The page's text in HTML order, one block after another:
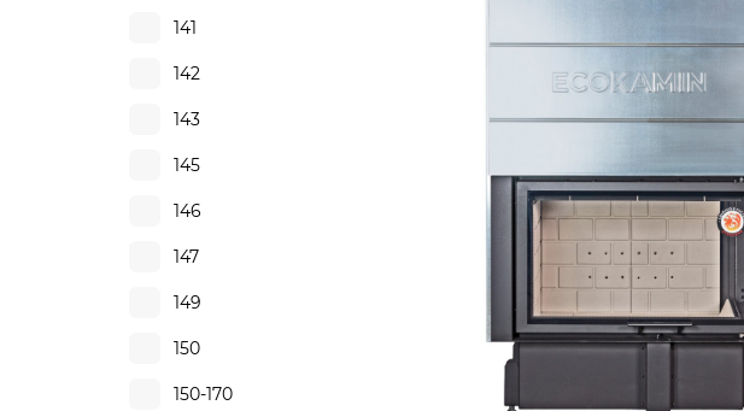
141
142
143
145
146
147
149
150
150-170